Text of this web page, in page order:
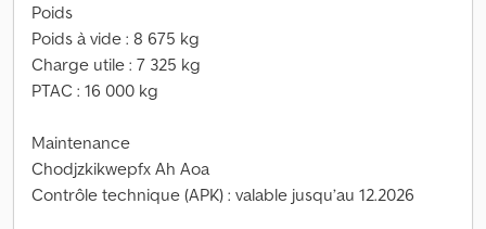
Poids
Poids à vide : 8 675 kg
Charge utile : 7 325 kg
PTAC : 16 000 kg
Maintenance
Chodjzkikwepfx Ah Aoa
Contrôle technique (APK) : valable jusqu’au 12.2026